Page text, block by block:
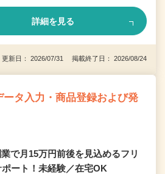
詳細を見る
更新日： 2026/07/31 掲載終了日： 2026/08/24
タ入力・商品登録および発
で月15万円前後を見込めるフリ
ート！未経験／在宅OK